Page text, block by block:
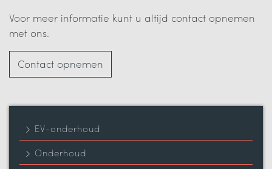
Voor meer informatie kunt u altijd contact opnemen
met ons.
Contact opnemen
EV-onderhoud
Onderhoud